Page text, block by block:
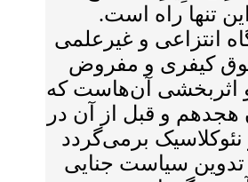
تنها راه است.
انتزاعی و غیرعلمی
کیفری و مفروض
اثربخشی آن‌هاست که
و قبل از آن در
برمی‌گردد
تدوین سیاست جنایی